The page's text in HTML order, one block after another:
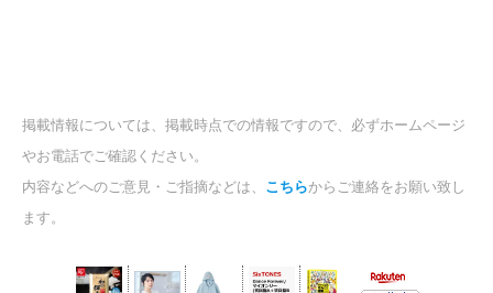
掲載情報については、掲載時点での情報ですので、必ずホームページ
やお電話でご確認ください。
内容などへのご意見・ご指摘などは、 こちらからご連絡をお願い致し
ます。